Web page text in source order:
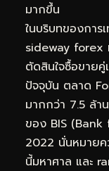
มากขึ้น
ในบริบทของกา
sideway forex
ตัดสินใจซื้อขายคู่
ปัจจุบัน ตลาด
มากกว่า 7.5 ล้า
ของ BIS
2022 นั่นหมายค
นี้มหาศาล และ